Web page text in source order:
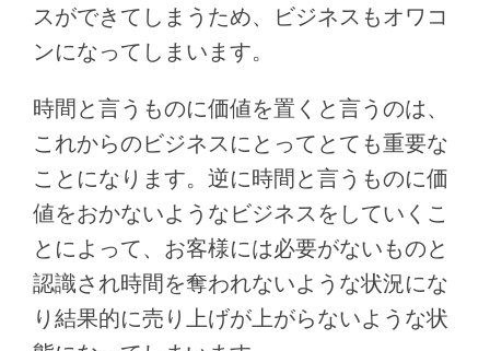
スができてしまうため、ビジネスもオワコ
ンになってしまいます。
時間と言うものに価値を置くと言うのは、
これからのビジネスにとってとても重要な
ことになります。逆に時間と言うものに価
値をおかないようなビジネスをしていくこ
とによって、お客様には必要がないものと
認識され時間を奪われないような状況にな
り結果的に売り上げが上がらないような状